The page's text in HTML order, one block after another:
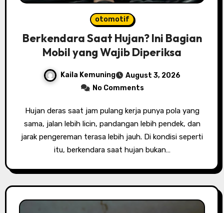
otomotif
Berkendara Saat Hujan? Ini Bagian
Mobil yang Wajib Diperiksa
Kaila Kemuning
August 3, 2026
No Comments
Hujan deras saat jam pulang kerja punya pola yang
sama, jalan lebih licin, pandangan lebih pendek, dan
jarak pengereman terasa lebih jauh. Di kondisi seperti
itu, berkendara saat hujan bukan…